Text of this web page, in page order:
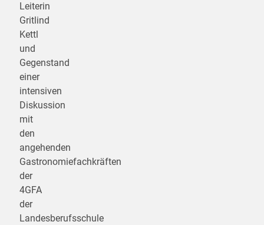
Leiterin
Gritlind
Kettl
und
Gegenstand
einer
intensiven
Diskussion
mit
den
angehenden
Gastronomiefachkräften
der
4GFA
der
Landesberufsschule